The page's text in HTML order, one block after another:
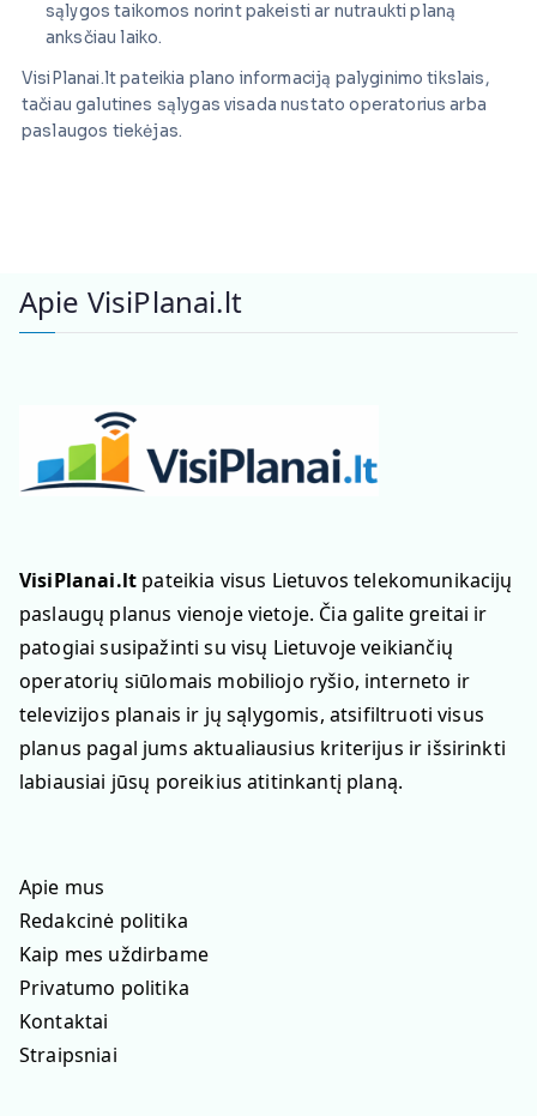
sąlygos taikomos norint pakeisti ar nutraukti planą
anksčiau laiko.
VisiPlanai.lt pateikia plano informaciją palyginimo tikslais,
tačiau galutines sąlygas visada nustato operatorius arba
paslaugos tiekėjas.
Apie VisiPlanai.lt
VisiPlanai.lt pateikia visus Lietuvos telekomunikacijų
paslaugų planus vienoje vietoje. Čia galite greitai ir
patogiai susipažinti su visų Lietuvoje veikiančių
operatorių siūlomais mobiliojo ryšio, interneto ir
televizijos planais ir jų sąlygomis, atsifiltruoti visus
planus pagal jums aktualiausius kriterijus ir išsirinkti
labiausiai jūsų poreikius atitinkantį planą.
Apie mus
Redakcinė politika
Kaip mes uždirbame
Privatumo politika
Kontaktai
Straipsniai